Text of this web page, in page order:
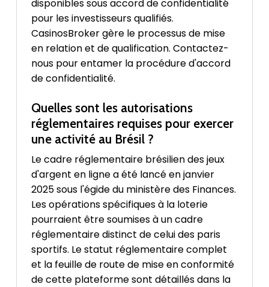
disponibles sous accord de confidentialité
pour les investisseurs qualifiés.
CasinosBroker gère le processus de mise
en relation et de qualification. Contactez-
nous pour entamer la procédure d'accord
de confidentialité.
Quelles sont les autorisations
réglementaires requises pour exercer
une activité au Brésil ?
Le cadre réglementaire brésilien des jeux
d'argent en ligne a été lancé en janvier
2025 sous l'égide du ministère des Finances.
Les opérations spécifiques à la loterie
pourraient être soumises à un cadre
réglementaire distinct de celui des paris
sportifs. Le statut réglementaire complet
et la feuille de route de mise en conformité
de cette plateforme sont détaillés dans la